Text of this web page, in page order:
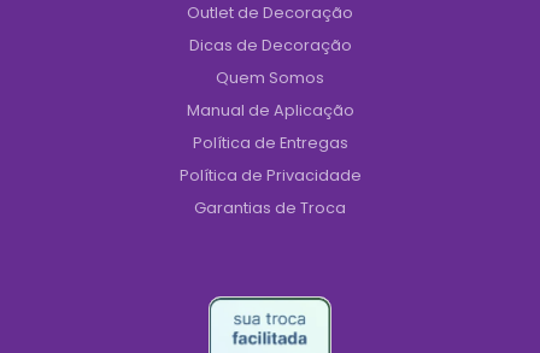
Outlet de Decoração
Dicas de Decoração
Quem Somos
Manual de Aplicação
Política de Entregas
Política de Privacidade
Garantias de Troca